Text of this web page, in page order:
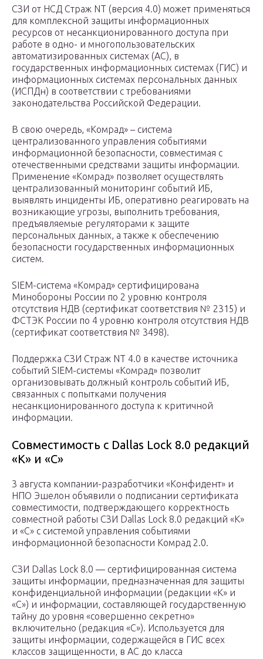
СЗИ от НСД Страж NТ (версия 4.0) может применяться
для комплексной защиты информационных
ресурсов от несанкционированного доступа при
работе в одно- и многопользовательских
автоматизированных системах (АС), в
государственных информационных системах (ГИС) и
информационных системах персональных данных
(ИСПДн) в соответствии с требованиями
законодательства Российской Федерации.
В свою очередь, «Комрад» – система
централизованного управления событиями
информационной безопасности, совместимая с
отечественными средствами защиты информации.
Применение «Комрад» позволяет осуществлять
централизованный мониторинг событий ИБ,
выявлять инциденты ИБ, оперативно реагировать на
возникающие угрозы, выполнить требования,
предъявляемые регуляторами к защите
персональных данных, а также к обеспечению
безопасности государственных информационных
систем.
SIEM-система «Комрад» сертифицирована
Минобороны России по 2 уровню контроля
отсутствия НДВ (сертификат соответствия № 2315) и
ФСТЭК России по 4 уровню контроля отсутствия НДВ
(сертификат соответствия № 3498).
Поддержка СЗИ Страж NТ 4.0 в качестве источника
событий SIEM-системы «Комрад» позволит
организовывать должный контроль событий ИБ,
связанных с попытками получения
несанкционированного доступа к критичной
информации.
Совместимость с Dallas Lock 8.0 редакций
«К» и «С»
3 августа компании-разработчики «Конфидент» и
НПО Эшелон объявили о подписании сертификата
совместимости, подтверждающего корректность
совместной работы СЗИ Dallas Lock 8.0 редакций «К»
и «С» с системой управления событиями
информационной безопасности Комрад 2.0.
СЗИ Dallas Lock 8.0 — сертифицированная система
защиты информации, предназначенная для защиты
конфиденциальной информации (редакции «К» и
«С») и информации, составляющей государственную
тайну до уровня «совершенно секретно»
включительно (редакция «С»). Используется для
защиты информации, содержащейся в ГИС всех
классов защищенности, в АС до класса